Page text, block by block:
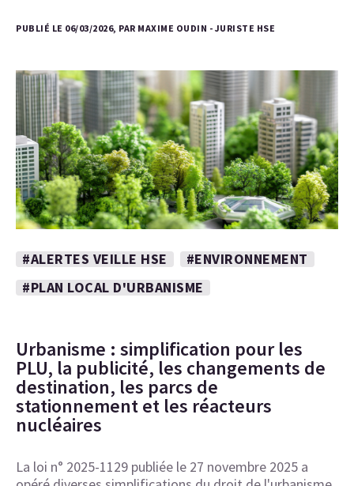
PUBLIÉ LE 06/03/2026, PAR MAXIME OUDIN - JURISTE HSE
#ALERTES VEILLE HSE
#ENVIRONNEMENT
#PLAN LOCAL D'URBANISME
Urbanisme : simplification pour les
PLU, la publicité, les changements de
destination, les parcs de
stationnement et les réacteurs
nucléaires
La loi n° 2025-1129 publiée le 27 novembre 2025 a